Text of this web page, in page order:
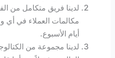
لدينا فريق متكامل من
مكالمات العملاء في أي
أيام الأسبوع.
لدينا مجموعة من